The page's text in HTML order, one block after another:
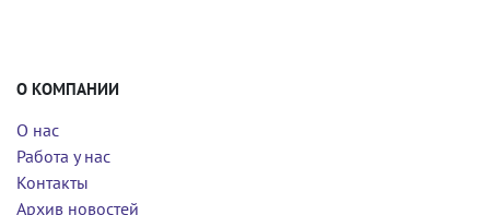
О КОМПАНИИ
О нас
Работа у нас
Контакты
Архив новостей